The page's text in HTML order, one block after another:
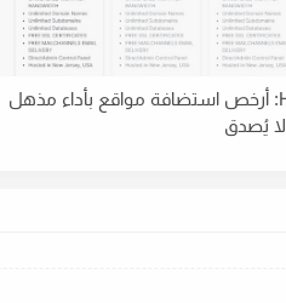
Hostbrr: أرخص استضافة مواقع بأداء مذهل
يُصدق